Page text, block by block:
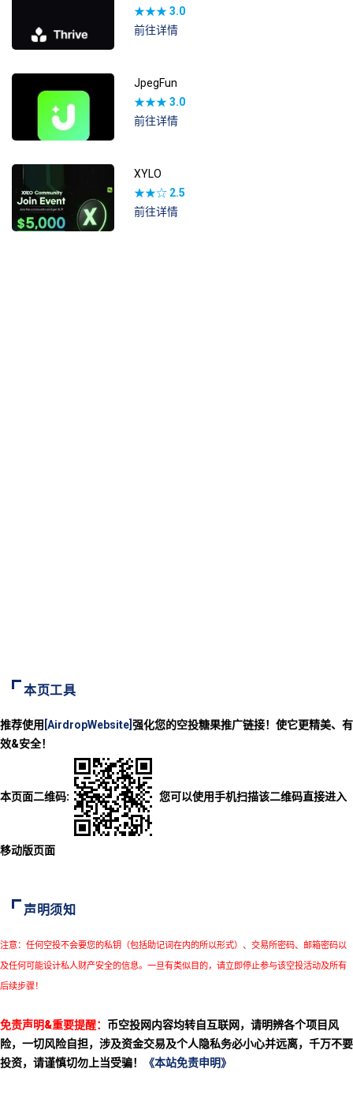
★★★3.0
前往详情
JpegFun
★★★3.0
前往详情
XYLO
★★☆ 2.5
前往详情
本页工具
推荐使用 [AirdropWebsite] 强化您的空投糖果推广链接！使它更精美、有
效&安全！
本页面二维码: 您可以使用手机扫描该二维码直接进入
移动版页面
声明须知
注意：任何空投不会要您的私钥（包括助记词在内的所以形式）、交易所密码、邮箱密码以
及任何可能设计私人财产安全的信息。一旦有类似目的，请立即停止参与该空投活动及所有
后续步骤！
免责声明&重要提醒： 币空投网内容均转自互联网，请明辨各个项目风
险，一切风险自担，涉及资金交易及个人隐私务必小心并远离，千万不要
投资，请谨慎切勿上当受骗！
《本站免责申明》